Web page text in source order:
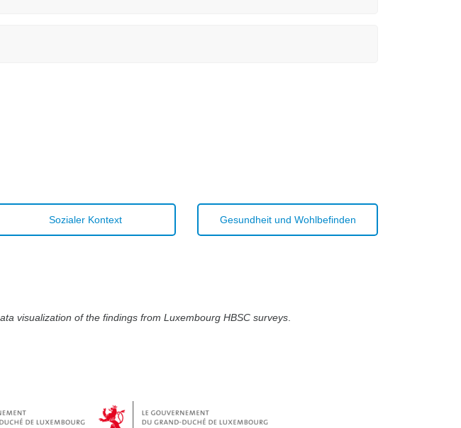
Sozialer Kontext Gesundheit und Wohlbefinden
visualization of the findings from Luxembourg HBSC surveys